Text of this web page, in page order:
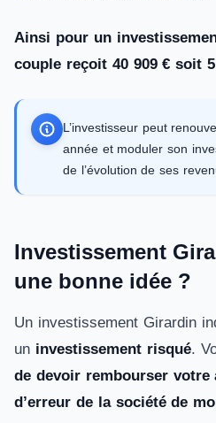
Ainsi pour un
couple reçoit 40 909 € soit
L’investisseur peut
année et moduler son
de l’évolution de ses
Investissement
une bonne idée ?
Un investissement Girardin
un investissement risqué.
de devoir rembourser votre
d’erreur de la société de